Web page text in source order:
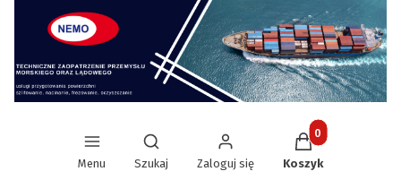
Menu
Otwórz wyszukiwarkę
Szukaj Zaloguj się
Produkty w
Koszyk